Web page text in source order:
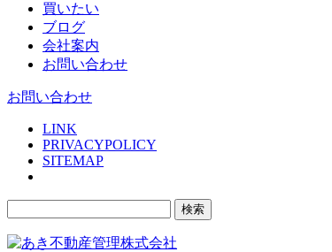
買いたい
ブログ
会社案内
お問い合わせ
お問い合わせ
LINK
PRIVACYPOLICY
SITEMAP